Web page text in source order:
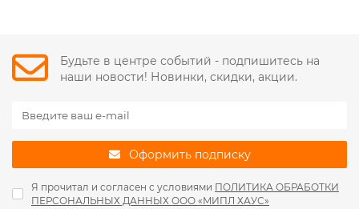
Будьте в центре событий - подпишитесь на
наши новости! Новинки, скидки, акции.
Оформить подписку
Я прочитал и согласен с условиями ПОЛИТИКА ОБРАБОТКИ
ПЕРСОНАЛЬНЫХ ДАННЫХ ООО «МИПЛ ХАУС»